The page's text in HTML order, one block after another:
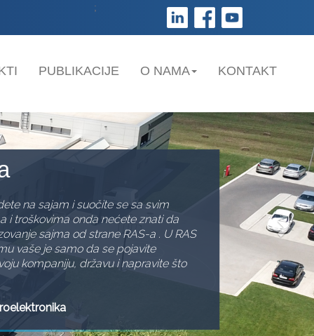
;
PUBLIKACIJE O NAMA KONTAKT
je realizovala više značajnih
podršci Razvojne agencije i
smo uvećali proizvodne
za unapređenje postojećih procesa,
omogućava da našim klijentima
njihovih ideja.
kvaliteta Gama Consulting
Next